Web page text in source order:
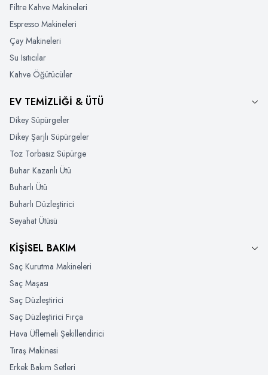
Filtre Kahve Makineleri
Espresso Makineleri
Çay Makineleri
Su Isıtıcılar
Kahve Öğütücüler
EV TEMİZLİĞİ & ÜTÜ
Dikey Süpürgeler
Dikey Şarjlı Süpürgeler
Toz Torbasız Süpürge
Buhar Kazanlı Ütü
Buharlı Ütü
Buharlı Düzleştirici
Seyahat Ütüsü
KİŞİSEL BAKIM
Saç Kurutma Makineleri
Saç Maşası
Saç Düzleştirici
Saç Düzleştirici Fırça
Hava Üflemeli Şekillendirici
Tıraş Makinesi
Erkek Bakım Setleri